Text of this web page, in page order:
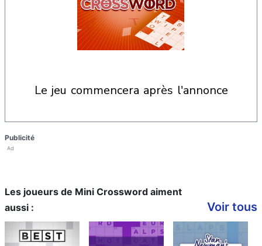
le jeu commencera après l'annonce
Publicité
Ad
Les joueurs de Mini Crossword aiment
aussi :
Voir tous